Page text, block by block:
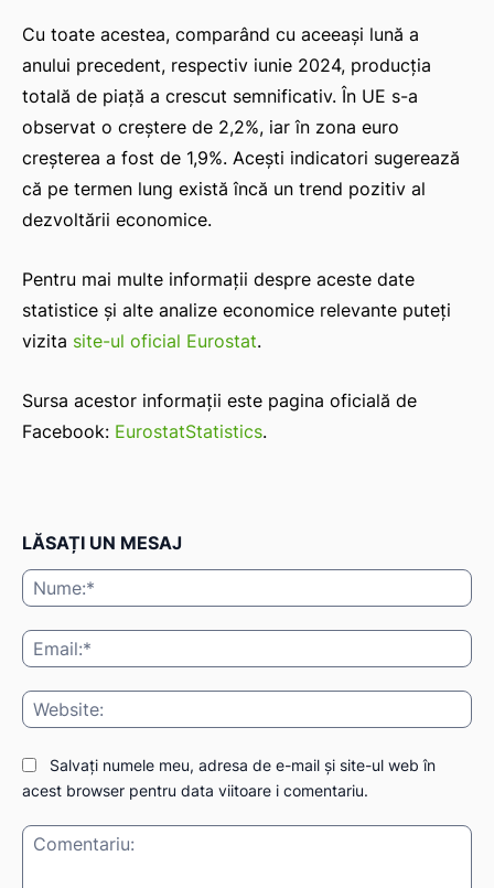
Cu toate acestea, comparând cu aceeași lună a
anului precedent, respectiv iunie 2024, producția
totală de piață a crescut semnificativ. În UE s-a
observat o creștere de 2,2%, iar în zona euro
creșterea a fost de 1,9%. Acești indicatori sugerează
că pe termen lung există încă un trend pozitiv al
dezvoltării economice.
Pentru mai multe informații despre aceste date
statistice și alte analize economice relevante puteți
vizita site-ul oficial Eurostat.
Sursa acestor informații este pagina oficială de
Facebook: EurostatStatistics.
LĂSAȚI UN MESAJ
Salvați numele meu, adresa de e-mail și site-ul web în
acest browser pentru data viitoare i comentariu.